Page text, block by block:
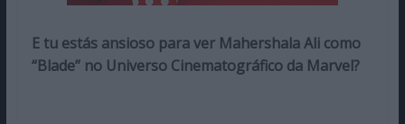
E tu estás ansioso para ver Mahershala Ali como
“Blade” no Universo Cinematográfico da Marvel?